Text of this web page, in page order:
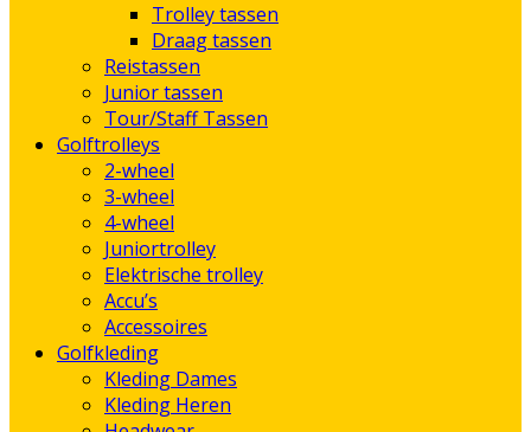
Trolley tassen
Draag tassen
Reistassen
Junior tassen
Tour/Staff Tassen
Golftrolleys
2-wheel
3-wheel
4-wheel
Juniortrolley
Elektrische trolley
Accu’s
Accessoires
Golfkleding
Kleding Dames
Kleding Heren